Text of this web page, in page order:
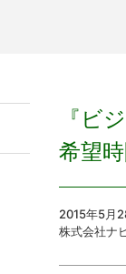
『ビ
希望
2015年5月
株式会社ナ